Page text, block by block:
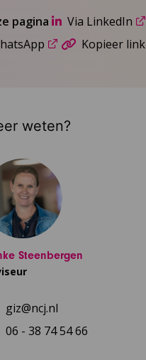
pagina Via LinkedIn
Kopieer link
weten?
Steenbergen
giz@ncj.nl
06 - 38 74 54 66